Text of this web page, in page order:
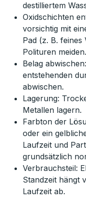
destilliertem
Oxidschichten
vorsichtig mit
Pad (z. B.
Polituren meiden.
Belag
entstehenden
abwischen.
Lagerung:
Metallen lagern.
Farbton der
oder ein
Laufzeit und
grundsätzlich
Verbrauchsteil:
Standzeit hängt
Laufzeit ab.